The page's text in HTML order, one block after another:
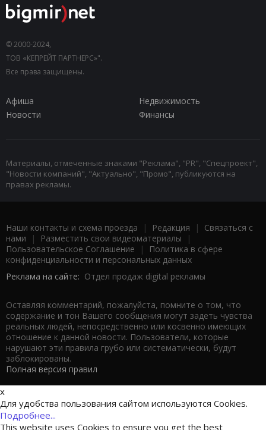
© 2000-2024,
ТОВ «КЕПРЕЙТ ПАРТНЕРС»".
Все права защищены.
Афиша
Недвижимость
Новости
Финансы
Материалы, отмеченные знаками "Реклама", "PR", "Спецпроект",
"Новости компаний", "Актуально", "Промо", публикуются на
правах рекламы.
Наши контакты и схема проезда | Редакция | Связаться с
нами | Разместить свои видеоматериалы |
Пользовательское Соглашение |
Политика в сфере
конфиденциальности и персональных данных
Реклама на сайте: Отдел продаж digital рекламы
Оставляя комментарий, пожалуйста, помните о том, что
содержание и тон Вашего сообщения могут задеть чувства
реальных людей, непосредственно или косвенно имеющих
отношение к данной новости. Пользователи, которые
нарушают эти правила грубо или систематически, будут
заблокированы.
Полная версия правил
x
Для удобства пользования сайтом используются Cookies.
Подробнее...
This website uses Cookies to ensure you get the best